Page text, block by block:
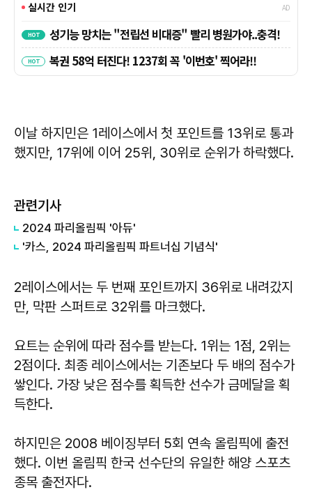
이날 하지민은 1레이스에서 첫 포인트를 13위로 통과
했지만, 17위에 이어 25위, 30위로 순위가 하락했다.
관련기사
2024 파리올림픽 '아듀'
'카스, 2024 파리올림픽 파트너십 기념식'
2레이스에서는 두 번째 포인트까지 36위로 내려갔지
만, 막판 스퍼트로 32위를 마크했다.
요트는 순위에 따라 점수를 받는다. 1위는 1점, 2위는
2점이다. 최종 레이스에서는 기존보다 두 배의 점수가
쌓인다. 가장 낮은 점수를 획득한 선수가 금메달을 획
득한다.
하지민은 2008 베이징부터 5회 연속 올림픽에 출전
했다. 이번 올림픽 한국 선수단의 유일한 해양 스포츠
종목 출전자다.